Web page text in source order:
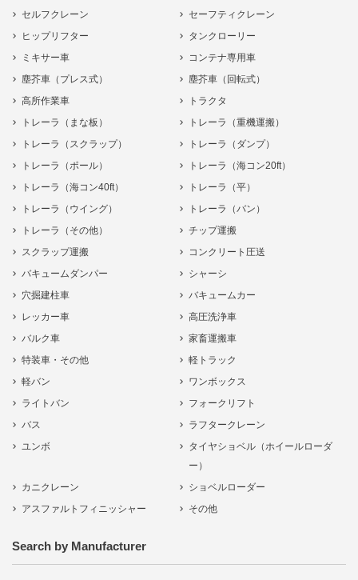
セルフクレーン
セーフティクレーン
ヒップリフター
タンクローリー
ミキサー車
コンテナ専用車
塵芥車（プレス式）
塵芥車（回転式）
高所作業車
トラクタ
トレーラ（まな板）
トレーラ（重機運搬）
トレーラ（スクラップ）
トレーラ（ダンプ）
トレーラ（ポール）
トレーラ（海コン20ft）
トレーラ（海コン40ft）
トレーラ（平）
トレーラ（ウイング）
トレーラ（バン）
トレーラ（その他）
チップ運搬
スクラップ運搬
コンクリート圧送
バキュームダンパー
シャーシ
穴掘建柱車
バキュームカー
レッカー車
高圧洗浄車
バルク車
家畜運搬車
特装車・その他
軽トラック
軽バン
ワンボックス
ライトバン
フォークリフト
バス
ラフタークレーン
ユンボ
タイヤショベル（ホイールローダ
ー）
カニクレーン
ショベルローダー
アスファルトフィニッシャー
その他
Search by Manufacturer